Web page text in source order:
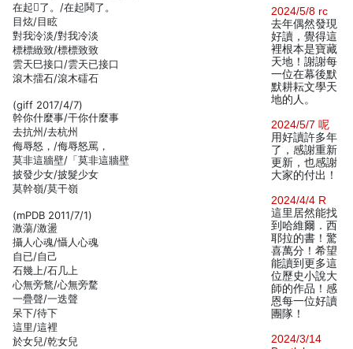
在起了。/在起鬨了。
目炫/目眩
對我泠淡/對我冷淡
標標緻致/標標致致
雲天巳接口/雲天已接口
滾木擂石/滾木礌石
(giff 2017/4/7)
幹你什麼事/干你什麼事
去抗州/去杭州
侮辱怒，/侮辱怒罵，
莫非這牆壁/「莫非這牆壁
披發少女/披髮少女
莫幹嶺/莫干嶺
(mPDB 2011/7/1)
激蕩/激盪
攝人心魂/懾人心魂
自已/自己
石幾上/石几上
心無旁鶩/心無旁騖
一疊聲/一迭聲
呆下/待下
這里/這裡
於女兒/乾女兒
2024/5/8 rc
去年偶然發現
好讀，覺得這
裡根本是寶藏
天地！謝謝每
一位在幕後默
默耕耘文學天
地的人。
2024/5/7 呢
用好讀許多年
了，感謝重新
更新，也感謝
大家的付出！
2024/4/4 R
這里居然能找
到哈維爾．西
耶拉的書！驚
喜萬分！希望
能讀到更多這
位歷史小說大
師的作品！感
恩每一位好讀
團隊！
2024/3/14